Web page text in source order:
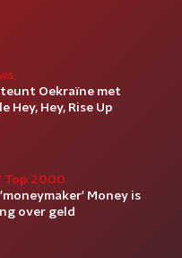
Oekraïne met
Hey, Hey, Rise Up
Top 2000
Money is
over geld